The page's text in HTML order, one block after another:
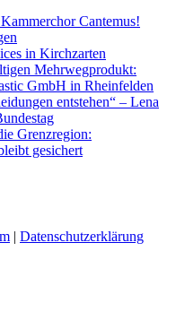
Cantemus!
in Kirchzarten
Mehrwegprodukt:
GmbH in Rheinfelden
entstehen“ – Lena
Grenzregion:
gesichert
| Datenschutzerklärung